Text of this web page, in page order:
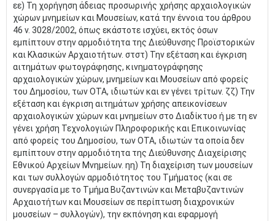
εε) Τη χορήγηση άδειας προσωρινής χρήσης αρχαιολογικών
χώρων μνημείων και Μουσείων, κατά την έννοια του άρθρου
46 ν. 3028/2002, όπως εκάστοτε ισχύει, εκτός όσων
εμπίπτουν στην αρμοδιότητα της Διεύθυνσης Προϊστορικών
και Κλασικών Αρχαιοτήτων. στστ) Την εξέταση και έγκριση
αιτημάτων φωτογράφησης, κινηματογράφησης
αρχαιολογικών χώρων, μνημείων και Μουσείων από φορείς
του Δημοσίου, των ΟΤΑ, ιδιωτών και εν γένει τρίτων. ζζ) Την
εξέταση και έγκριση αιτημάτων χρήσης απεικονίσεων
αρχαιολογικών χώρων και μνημείων στο Διαδίκτυο ή με τη εν
γένει χρήση Τεχνολογιών Πληροφορικής και Επικοινωνίας
από φορείς του Δημοσίου, των ΟΤΑ, ιδιωτών τα οποία δεν
εμπίπτουν στην αρμοδιότητα της Διεύθυνσης Διαχείρισης
Εθνικού Αρχείων Μνημείων. ηη) Τη διαχείριση των μουσείων
και των συλλογών αρμοδιότητος του Τμήματος (και σε
συνεργασία με το Τμήμα Βυζαντινών και Μεταβυζαντινών
Αρχαιοτήτων και Μουσείων σε περίπτωση διαχρονικών
μουσείων – συλλογών), την εκπόνηση και εφαρμογή